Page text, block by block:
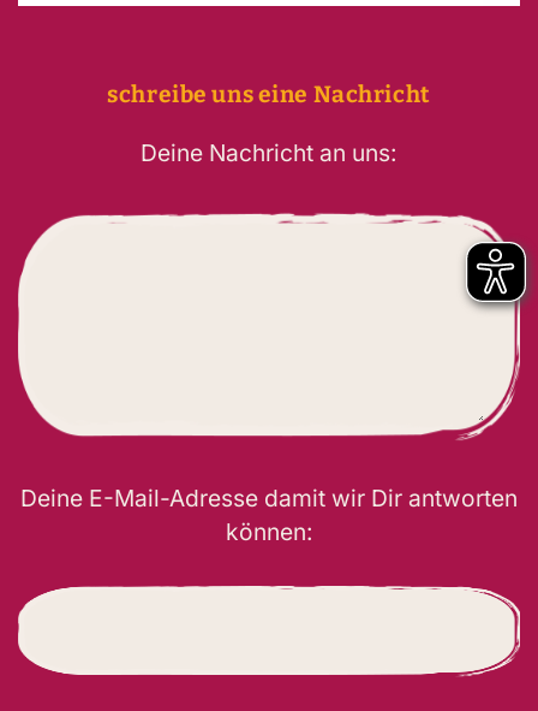
schreibe uns eine Nachricht
Deine Nachricht an uns:
Deine E-Mail-Adresse damit wir Dir antworten
können: